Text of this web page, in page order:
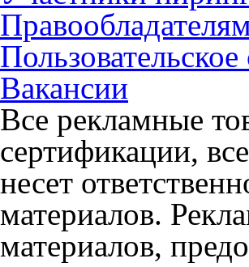
Вакансии
Все рекламные
сертификации,
несет
материалов.
материалов,